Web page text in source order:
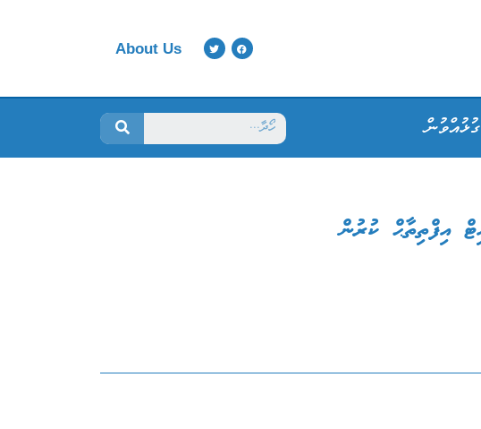
About Us
ގުޅުއްވުން
އިފްތިތާޙް ކުރުން